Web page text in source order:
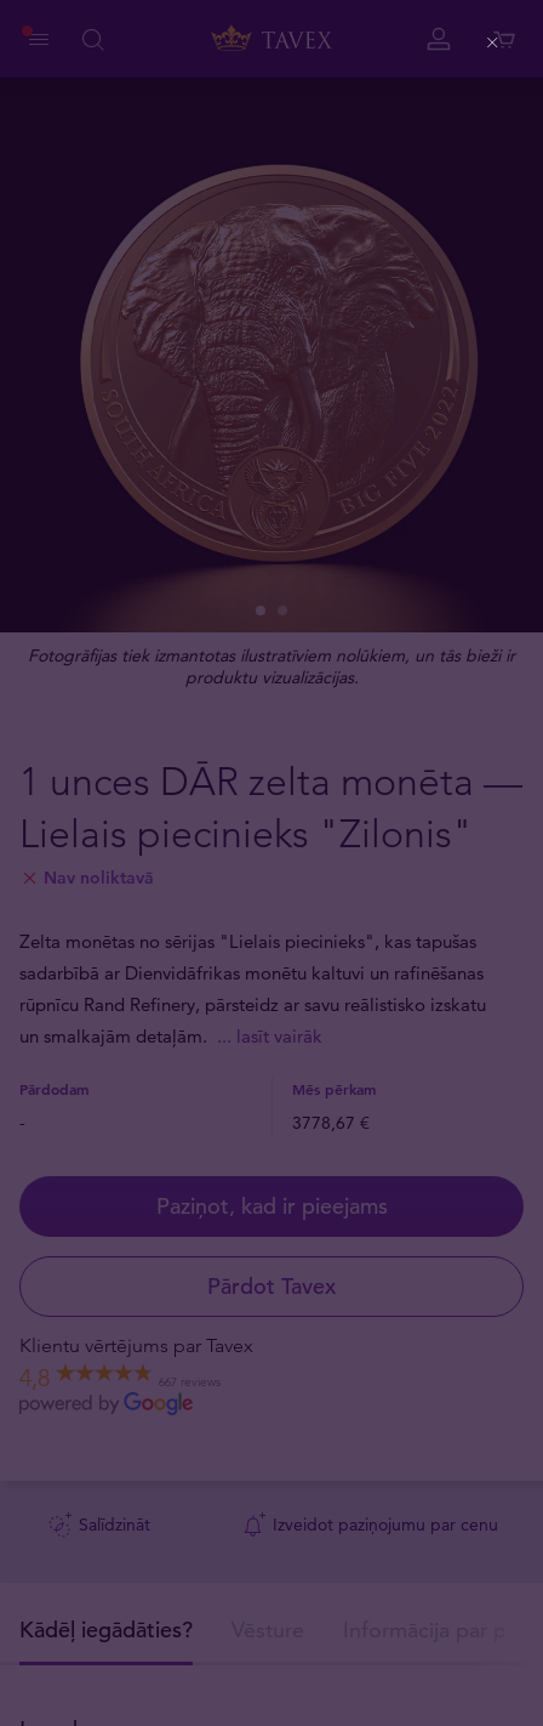
Fotogrāfijas tiek izmantotas ilustratīviem nolūkiem, un tās bieži ir
produktu vizualizācijas.
1 unces DĀR zelta monēta —
Lielais piecinieks "Zilonis"
Nav noliktavā
Zelta monētas no sērijas "Lielais piecinieks", kas tapušas
sadarbībā ar Dienvidāfrikas monētu kaltuvi un rafinēšanas
rūpnīcu Rand Refinery, pārsteidz ar savu reālistisko izskatu
un smalkajām detaļām. ... lasīt vairāk
Pārdodam Mēs pērkam
- 3778,67 €
Paziņot, kad ir pieejams
Pārdot Tavex
Klientu vērtējums par Tavex
4,8 667 reviews
Salīdzināt Izveidot paziņojumu par cenu
Kādēļ iegādāties?
Close